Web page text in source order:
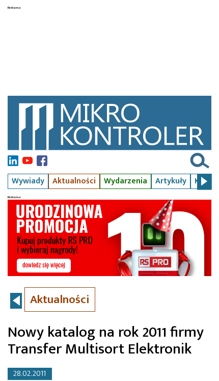
Wywiady Aktualności Wydarzenia Artykuły Kursy
Aktualności
Nowy katalog na rok 2011 firmy
Transfer Multisort Elektronik
28.02.2011